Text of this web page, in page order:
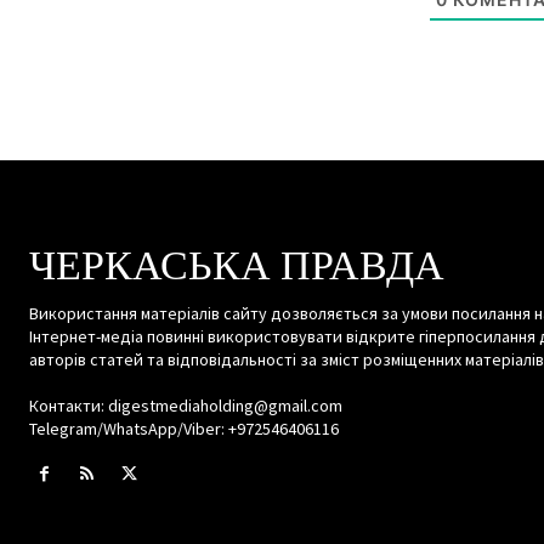
ЧЕРКАСЬКА ПРАВДА
Використання матеріалів сайту дозволяється за умови посилання
Інтернет-медіа повинні використовувати відкрите
авторів статей та відповідальності за зміст розміщенних
Контакти: digestmediaholding@gmail.com
Telegram/WhatsApp/Viber: +972546406116